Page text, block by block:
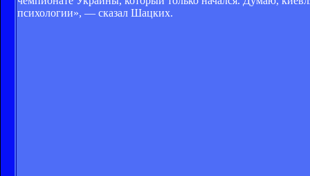
психологии», — сказал Шацких.